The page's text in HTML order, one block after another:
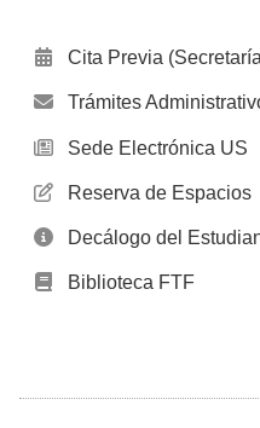
Cita Previa
Trámites
Sede Electrónica US
Reserva de Espacios
Decálogo del
Biblioteca FTF